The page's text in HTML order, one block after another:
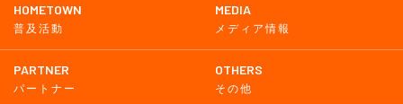
HOMETOWN
普及活動
MEDIA
メディア情報
PARTNER
パートナー
OTHERS
その他